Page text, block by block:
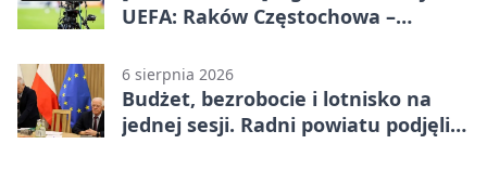
UEFA: Raków Częstochowa –
meczu III rundy eliminacji
6 sierpnia 2026
Budżet, bezrobocie i lotnisko na
jednej sesji. Radni powiatu podjęli